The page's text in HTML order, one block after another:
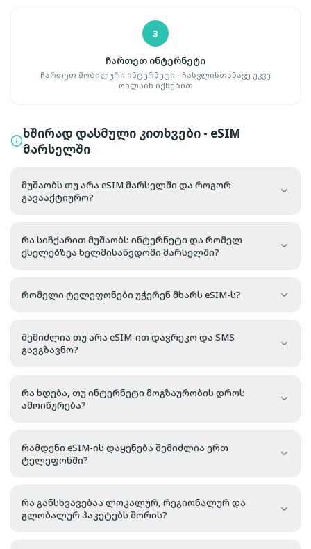
3
ჩართეთ ინტერნეტი
ჩართეთ მობილური ინტერნეტი - ჩასვლისთანავე უკვე
ონლაინ იქნებით
ხშირად დასმული კითხვები - eSIM
მარსელში
მუშაობს თუ არა eSIM მარსელში და როგორ
გავააქტიურო?
რა სიჩქარით მუშაობს ინტერნეტი და რომელ
ქსელებზეა ხელმისაწვდომი მარსელში?
რომელი ტელეფონები უჭერენ მხარს eSIM-ს?
შემიძლია თუ არა eSIM-ით დავრეკო და SMS
გავგზავნო?
რა ხდება, თუ ინტერნეტი მოგზაურობის დროს
ამოიწურება?
რამდენი eSIM-ის დაყენება შემიძლია ერთ
ტელეფონში?
რა განსხვავებაა ლოკალურ, რეგიონალურ და
გლობალურ პაკეტებს შორის?